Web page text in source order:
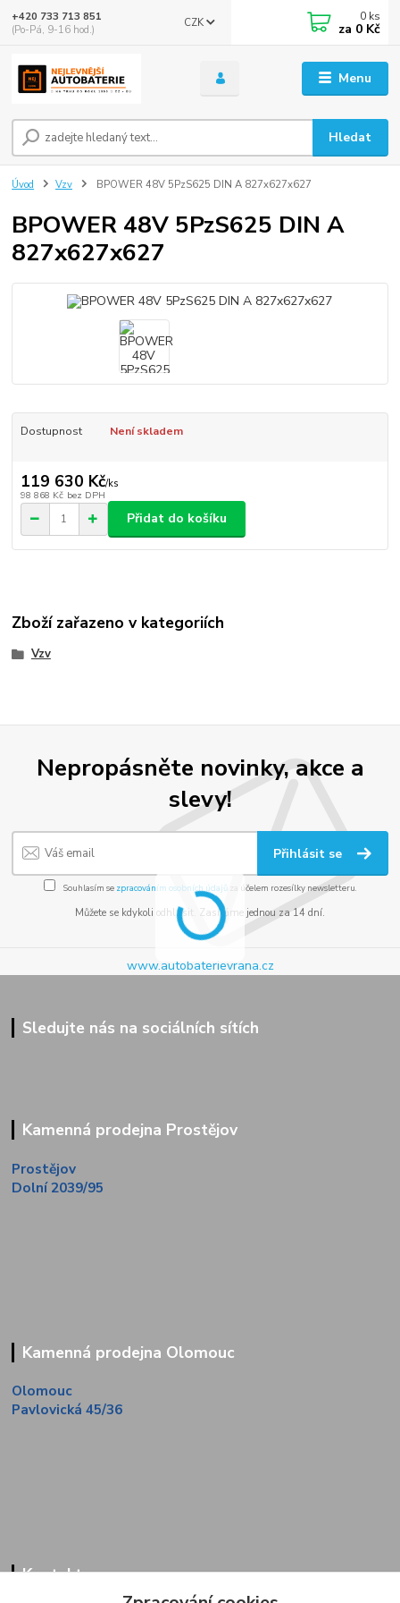
Menu
CZK
Hledat
+420 733 713 851
(Po-Pá, 9-16 hod.)
0 ks
za 0 Kč
Úvod Vzv BPOWER 48V 5PzS625 DIN A 827x627x627
BPOWER 48V 5PzS625 DIN A
827x627x627
Dostupnost Není skladem
119 630 Kč/ks
98 868 Kč bez DPH
Přidat do košíku
Zboží zařazeno v kategoriích
Vzv
Nepropásněte novinky, akce a
slevy!
Přihlásit se
Souhlasím se zpracováním osobních údajůza účelem rozesílky newsletteru.
Můžete se kdykoli odhlásit. Zasíláme jednou za 14 dní.
www.autobaterievrana.cz
Sledujte nás na sociálních sítích
Kamenná prodejna Prostějov
Prostějov
Dolní 2039/95
Kamenná prodejna Olomouc
Olomouc
Pavlovická 45/36
Kontakty